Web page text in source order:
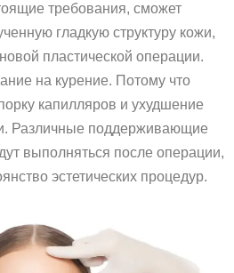
требования, сможет
гладкую структуру кожи,
пластической операции.
на курение. Потому что
капилляров и ухудшение
Различные поддерживающие
выполняться после операции,
эстетических процедур.